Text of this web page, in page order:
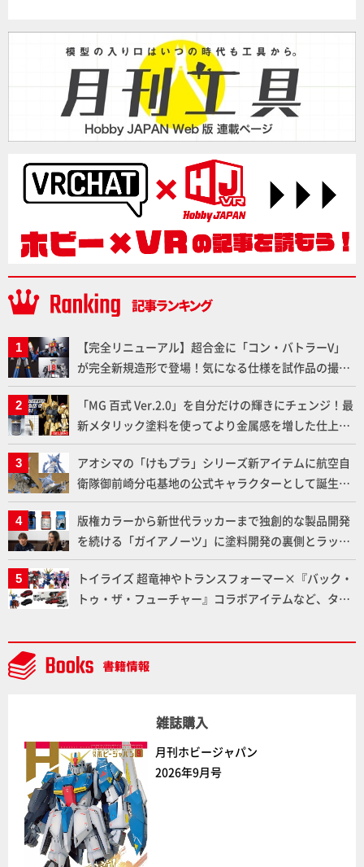
【完全リニューアル】超合金に「コン・バトラーV」
が完全新規造形で登場！気になる仕様を試作品の撮り
下ろしでご紹介!!さらに「大鉄人17」＆「ワンエイ
ト」セット情報もお届け！【超合金の魂】
「MG 百式 Ver.2.0」を自分だけの輝きにチェンジ！最
新メタリック塗料を使ってより金属感を増した仕上が
りに!!【試し読み】
アオシマの「けもプラ」シリーズ新アイテムに航空自
衛隊御前崎分屯基地の公式キャラクターとして誕生し
た「おまねこ」が着任！けもプラ公式サイト限定版と
通常版の2ラインで発売！
版権カラーから新世代ラッカーまで独創的な製品開発
を続ける「ガイアノーツ」に塗料開発の裏側とラッカ
ー塗料の未来についてインタビュー！
トイライズ 超竜神やトランスフォーマー×『バック・
トゥ・ザ・フューチャー』コラボアイテムなど、タカ
NEWITEM】
雑誌購入
月刊ホビージャパン
2026年9月号